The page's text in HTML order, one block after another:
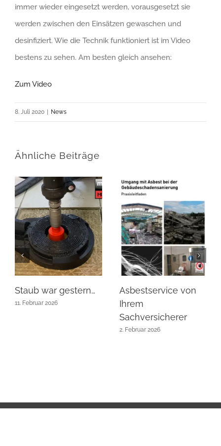
immer wieder eingesetzt werden, vorausgesetzt sie
werden zwischen den Einsätzen gewaschen und
desinfiziert. Wie die Technik funktioniert ist im Video
bestens zu sehen. Am besten gleich ansehen:
Zum Video
8. Juli 2020 | News
Ähnliche Beiträge
Staub war gestern…
11. Februar 2026
Asbestservice von
Ihrem
Sachversicherer
2. Februar 2026